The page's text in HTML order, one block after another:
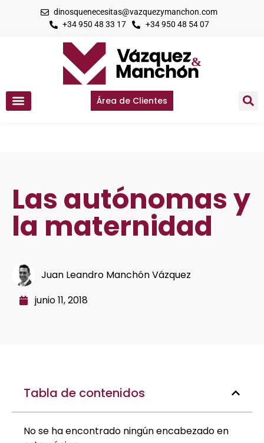
dinosquenecesitas@vazquezymanchon.com
+34 950 48 33 17
+34 950 48 54 07
Área de Clientes
Las autónomas y
la maternidad
Juan Leandro Manchón Vázquez
junio 11, 2018
Tabla de contenidos
No se ha encontrado ningún encabezado en